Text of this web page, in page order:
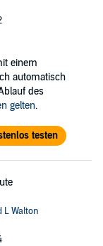
einem
automatisch
des
gelten.
testen
L Walton